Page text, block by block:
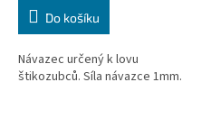
Do košíku
Návazec určený k lovu
štikozubců. Síla návazce 1mm.